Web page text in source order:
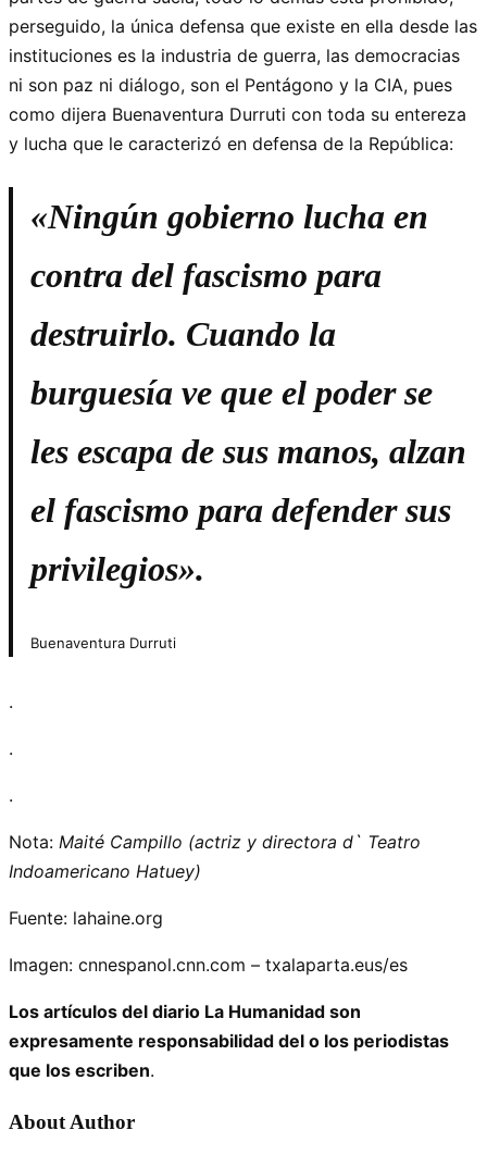
perseguido, la única defensa que existe en ella desde las
instituciones es la industria de guerra, las democracias
ni son paz ni diálogo, son el Pentágono y la CIA, pues
como dijera Buenaventura Durruti con toda su entereza
y lucha que le caracterizó en defensa de la República:
«Ningún gobierno lucha en
contra del fascismo para
destruirlo. Cuando la
burguesía ve que el poder se
les escapa de sus manos, alzan
el fascismo para defender sus
privilegios».
Buenaventura Durruti
.
.
.
Nota: Maité Campillo (actriz y directora d` Teatro
Indoamericano Hatuey)
Fuente: lahaine.org
Imagen: cnnespanol.cnn.com – txalaparta.eus/es
Los artículos del diario La Humanidad son
expresamente responsabilidad del o los periodistas
que los escriben.
About Author